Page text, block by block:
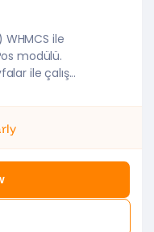
WHMCS ile
modülü.
ile çalış...